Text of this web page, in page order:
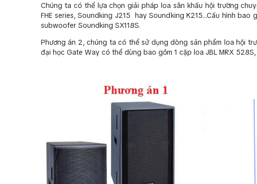
Chúng ta có thể lựa chọn giải pháp loa sân khấu hội trường
FHE series, Soundking J215 hay Soundking K215…Cấu hình
subwoofer Soundking SX118S.
Phương án 2, chúng ta có thể sử dụng dòng sản phẩm loa hội
đại học Gate Way có thể dùng bao gồm 1 cặp loa JBL MRX